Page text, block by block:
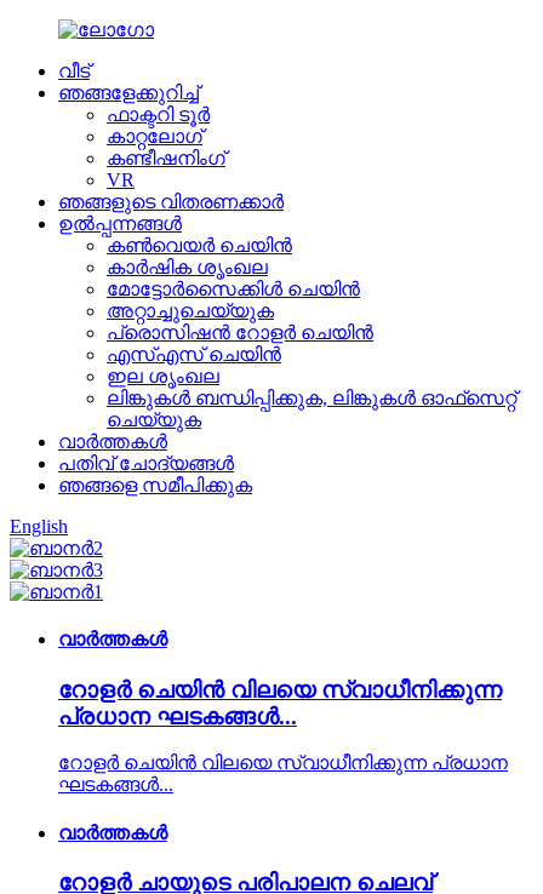
വീട്
ഞങ്ങളേക്കുറിച്ച്
ഫാക്ടറി ടൂർ
കാറ്റലോഗ്
കണ്ടീഷനിംഗ്
VR
ഞങ്ങളുടെ വിതരണക്കാർ
ഉൽപ്പന്നങ്ങൾ
കൺവെയർ ചെയിൻ
കാർഷിക ശൃംഖല
മോട്ടോർസൈക്കിൾ ചെയിൻ
അറ്റാച്ചുചെയ്യുക
പ്രൊസിഷൻ റോളർ ചെയിൻ
എസ്എസ് ചെയിൻ
ഇല ശൃംഖല
ലിങ്കുകൾ ബന്ധിപ്പിക്കുക, ലിങ്കുകൾ ഓഫ്‌സെറ്റ്
ചെയ്യുക
വാർത്തകൾ
പതിവ് ചോദ്യങ്ങൾ
ഞങ്ങളെ സമീപിക്കുക
English
വാർത്തകൾ
റോളർ ചെയിൻ വിലയെ സ്വാധീനിക്കുന്ന
പ്രധാന ഘടകങ്ങൾ...
റോളർ ചെയിൻ വിലയെ സ്വാധീനിക്കുന്ന പ്രധാന
ഘടകങ്ങൾ...
വാർത്തകൾ
റോളർ ചായുടെ പരിപാലന ചെലവ്